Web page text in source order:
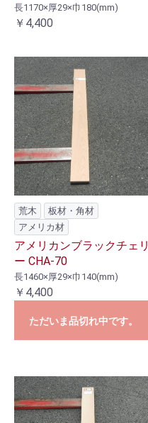
長1170×厚29×巾180(mm)
￥4,400
荒木
板材・角材
アメリカ材
アメリカンブラックチェリ
ー CHA-70
長1460×厚29×巾140(mm)
￥4,400
ただいま品切れ中です。